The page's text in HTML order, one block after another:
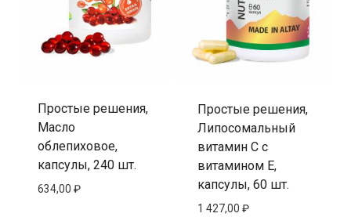
Простые решения,
Масло
облепиховое,
капсулы, 240 шт.
634,00 ₽
Простые решения,
Липосомальный
витамин C с
витамином E,
капсулы, 60 шт.
1 427,00 ₽